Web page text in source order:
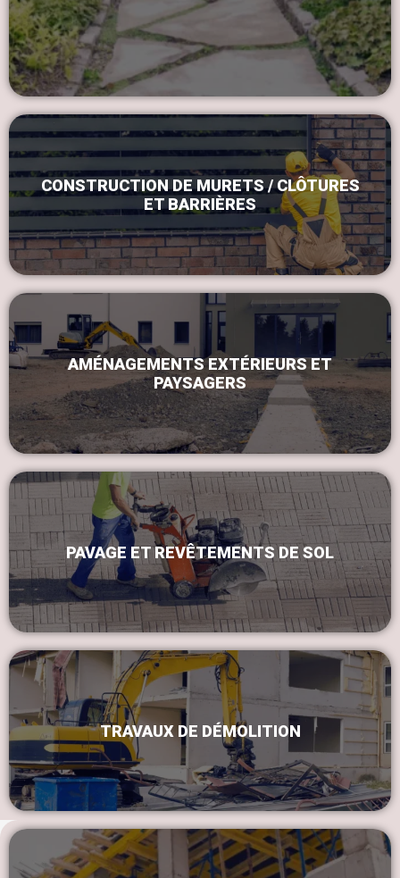
AMÉNAGEMENTS EXTÉRIEURS ET
PAYSAGERS
PAVAGE ET REVÊTEMENTS DE SOL
TRAVAUX DE DÉMOLITION
CONSTRUCTION DE MURETS / CLÔTURES
ET BARRIÈRES